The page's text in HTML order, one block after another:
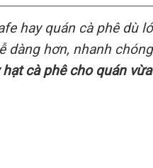
hay quán cà phê dù
dàng hơn, nhanh
hạt cà phê cho quán